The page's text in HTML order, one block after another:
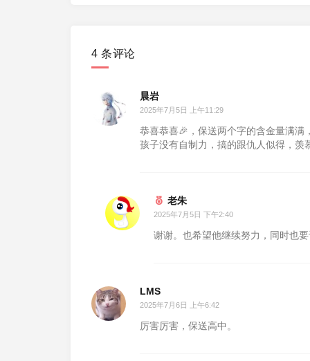
4 条评论
晨岩
2025年7月5日 上午11:29
恭喜恭喜🎉，保送两个字的含金量满
孩子没有自制力，搞的跟仇人似得，羡
老朱
2025年7月5日 下午2:40
谢谢。也希望他继续努力，同时也
LMS
2025年7月6日 上午6:42
厉害厉害，保送高中。